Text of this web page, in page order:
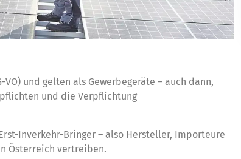
und gelten als Gewerbegeräte – auch dann,
und die Verpflichtung
Inverkehr-Bringer – also Hersteller, Importeure
Österreich vertreiben.